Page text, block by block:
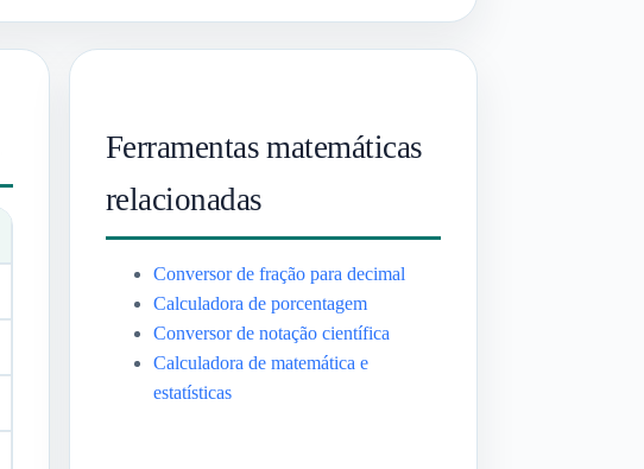
Ferramentas matemáticas
relacionadas
Conversor de fração para decimal
Calculadora de porcentagem
Conversor de notação científica
Calculadora de matemática e
estatísticas